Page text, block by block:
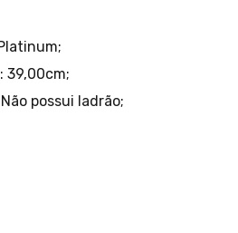
39,00cm;
Não possui ladrão;